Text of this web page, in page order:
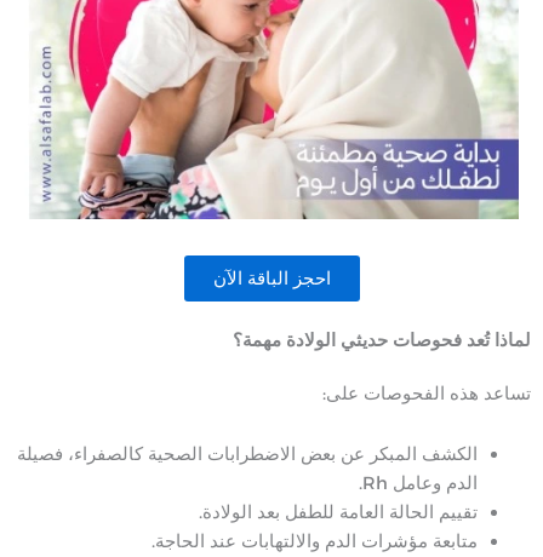
احجز الباقة الآن
لماذا تُعد فحوصات حديثي الولادة مهمة؟
تساعد هذه الفحوصات على:
الكشف المبكر عن بعض الاضطرابات الصحية كالصفراء، فصيلة
الدم وعامل Rh.
تقييم الحالة العامة للطفل بعد الولادة.
متابعة مؤشرات الدم والالتهابات عند الحاجة.